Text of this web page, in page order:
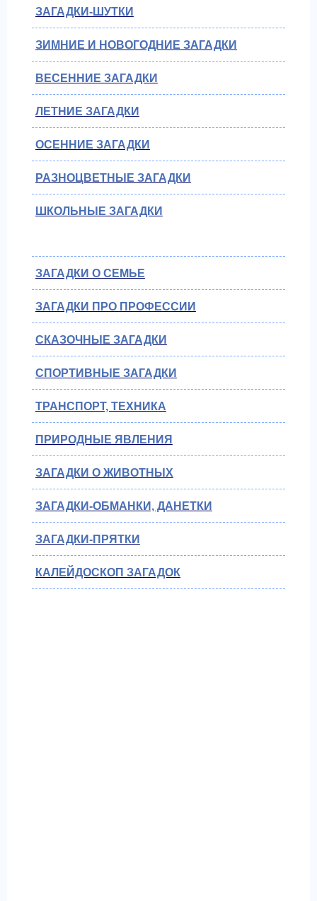
ЗАГАДКИ-ШУТКИ
ЗИМНИЕ И НОВОГОДНИЕ ЗАГАДКИ
ВЕСЕННИЕ ЗАГАДКИ
ЛЕТНИЕ ЗАГАДКИ
ОСЕННИЕ ЗАГАДКИ
РАЗНОЦВЕТНЫЕ ЗАГАДКИ
ШКОЛЬНЫЕ ЗАГАДКИ
ЗАГАДКИ О СЕМЬЕ
ЗАГАДКИ ПРО ПРОФЕССИИ
СКАЗОЧНЫЕ ЗАГАДКИ
СПОРТИВНЫЕ ЗАГАДКИ
ТРАНСПОРТ, ТЕХНИКА
ПРИРОДНЫЕ ЯВЛЕНИЯ
ЗАГАДКИ О ЖИВОТНЫХ
ЗАГАДКИ-ОБМАНКИ, ДАНЕТКИ
ЗАГАДКИ-ПРЯТКИ
КАЛЕЙДОСКОП ЗАГАДОК